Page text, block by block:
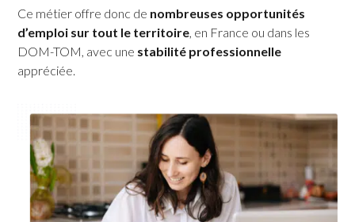
Ce métier offre donc de nombreuses opportunités
d’emploi sur tout le territoire, en France ou dans les
DOM-TOM, avec une stabilité professionnelle
appréciée.